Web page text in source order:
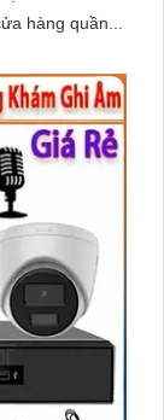
hàng quần...